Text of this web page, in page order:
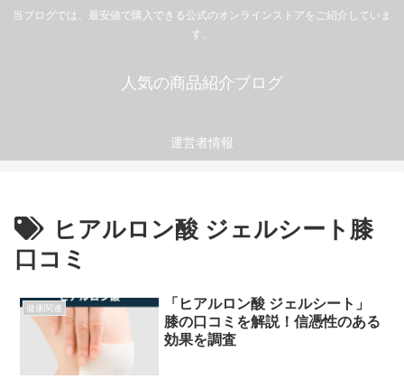
当ブログでは、最安値で購入できる公式のオンラインストアをご紹介していま
す。
人気の商品紹介ブログ
運営者情報
ヒアルロン酸 ジェルシート膝
口コミ
健康関連
「ヒアルロン酸 ジェルシート」
膝の口コミを解説！信憑性のある
効果を調査